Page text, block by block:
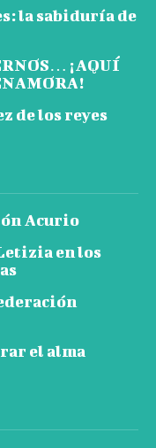
la sabiduría de
¡AQUÍ
de los reyes
Acurio
en los
el alma